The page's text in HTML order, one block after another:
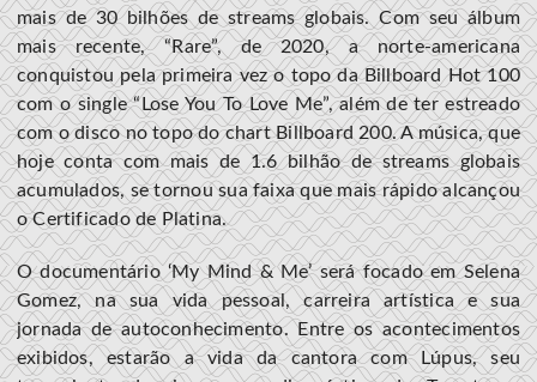
mais de 30 bilhões de streams globais. Com seu álbum
mais recente, “Rare”, de 2020, a norte-americana
conquistou pela primeira vez o topo da Billboard Hot 100
com o single “Lose You To Love Me”, além de ter estreado
com o disco no topo do chart Billboard 200. A música, que
hoje conta com mais de 1.6 bilhão de streams globais
acumulados, se tornou sua faixa que mais rápido alcançou
o Certificado de Platina.
O documentário ‘My Mind & Me’ será focado em Selena
Gomez, na sua vida pessoal, carreira artística e sua
jornada de autoconhecimento. Entre os acontecimentos
exibidos, estarão a vida da cantora com Lúpus, seu